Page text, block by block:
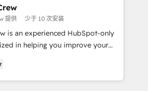
· GTM Architecture · Sales &
to elevate
your CRM” to your growth
talk.
提供 少于 10 次安装
is an experienced HubSpot-only
in helping you improve your
(CRM, Marketing, Sales,
- Developing fast, good-